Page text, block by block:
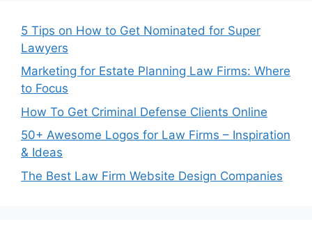
5 Tips on How to Get Nominated for Super
Lawyers
Marketing for Estate Planning Law Firms: Where
to Focus
How To Get Criminal Defense Clients Online
50+ Awesome Logos for Law Firms – Inspiration
& Ideas
The Best Law Firm Website Design Companies